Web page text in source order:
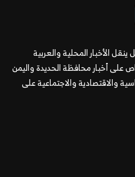
الأخبار المحلية والعربية
على أخبار محافظة الحديدة واليمن
والاقتصادية والاجتماعية على